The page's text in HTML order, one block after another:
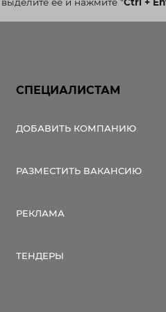
СПЕЦИАЛИСТАМ
ДОБАВИТЬ КОМПАНИЮ
РАЗМЕСТИТЬ ВАКАНСИЮ
РЕКЛАМА
ТЕНДЕРЫ